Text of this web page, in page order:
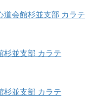
道会館杉並支部 カラテ
杉並支部 カラテ
杉並支部 カラテ